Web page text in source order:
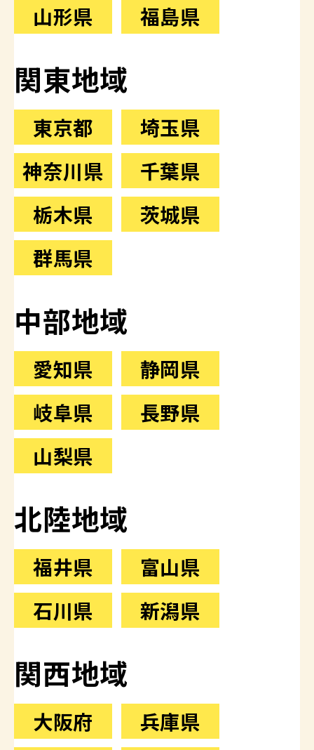
山形県 福島県
関東地域
東京都
埼玉県
神奈川県
千葉県
栃木県
茨城県
群馬県
中部地域
愛知県
静岡県
岐阜県
長野県
山梨県
北陸地域
福井県
富山県
石川県
新潟県
関西地域
大阪府
兵庫県